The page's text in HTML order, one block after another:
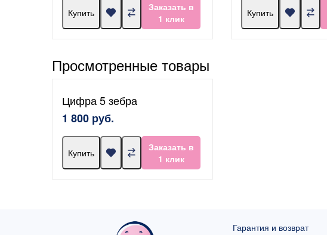
Купить
Заказать в
1 клик
Купить
Просмотренные товары
Цифра 5 зебра
1 800 руб.
Купить
Заказать в
1 клик
Гарантия и возврат